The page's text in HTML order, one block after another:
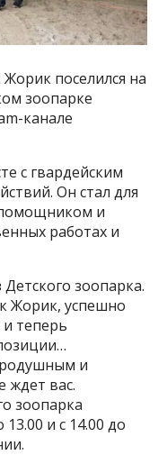
поселился на
зоопарке
канале
с гвардейским
Он стал для
и
работах и
зоопарка.
Жорик, успешно
теперь
и
вас.
зоопарка
и с 14.00 до